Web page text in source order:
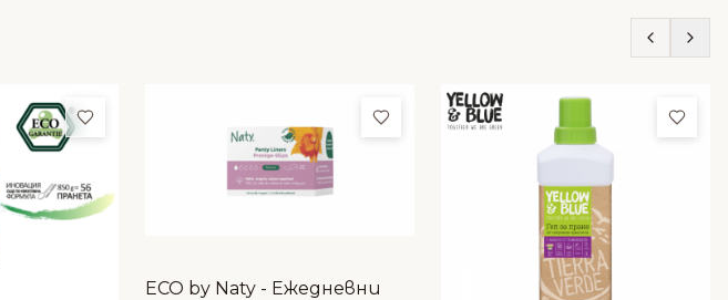
Добави в любими Добави в любими
ECO by Naty - Ежедневни